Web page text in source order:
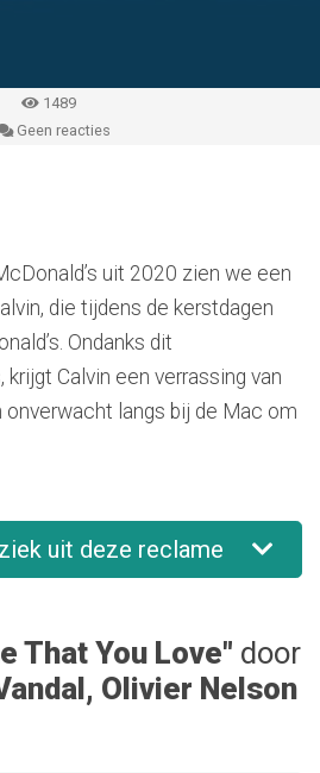
1489
Geen reacties
uit 2020 zien we een
die tijdens de kerstdagen
Ondanks dit
Calvin een verrassing van
langs bij de Mac om
uit deze reclame
That You Love" door
Olivier Nelson